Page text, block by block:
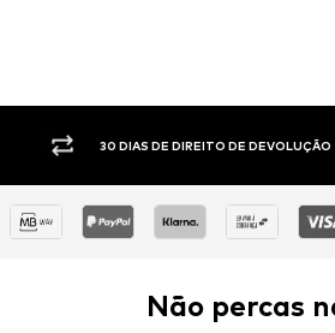
30 DIAS DE DIREITO DE DEVOLUÇÃO
Não percas